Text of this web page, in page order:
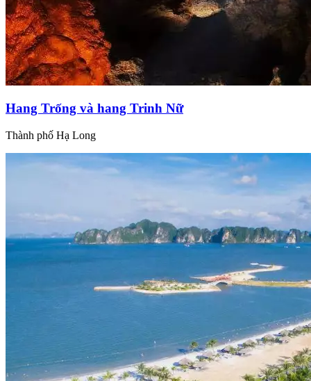
Hang Trống và hang Trinh Nữ
Thành phố Hạ Long